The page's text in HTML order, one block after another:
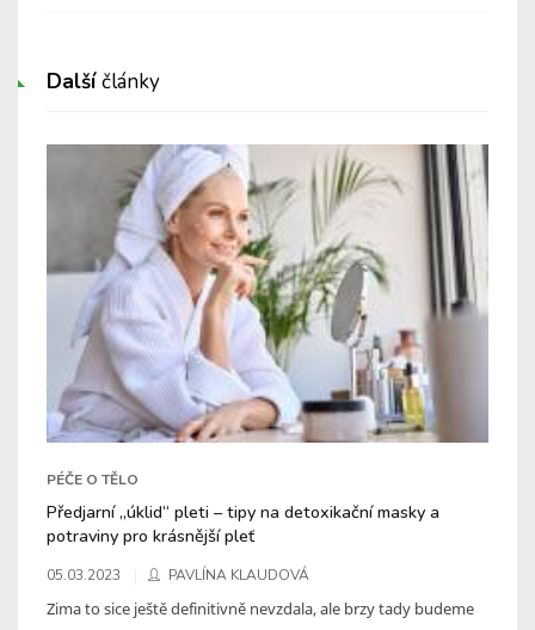
Dalšíčlánky
PÉČE O TĚLO
Předjarní „úklid“ pleti – tipy na detoxikační masky a
potraviny pro krásnější pleť
05.03.2023 PAVLÍNA KLAUDOVÁ
Zima to sice ještě definitivně nevzdala, ale brzy tady budeme